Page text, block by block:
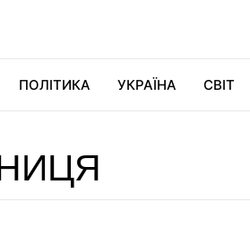
ПОЛІТИКА УКРАЇНА СВІТ